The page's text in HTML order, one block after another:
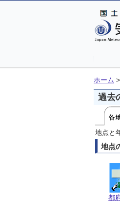
ホーム >
過去
地点と
地点
都